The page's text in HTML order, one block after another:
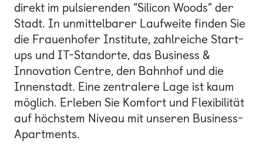
direkt im pulsierenden “Silicon Woods” der
Stadt. In unmittelbarer Laufweite finden Sie
die Frauenhofer Institute, zahlreiche Start-
ups und IT-Standorte, das Business &
Innovation Centre, den Bahnhof und die
Innenstadt. Eine zentralere Lage ist kaum
möglich. Erleben Sie Komfort und Flexibilität
auf höchstem Niveau mit unseren Business-
Apartments.